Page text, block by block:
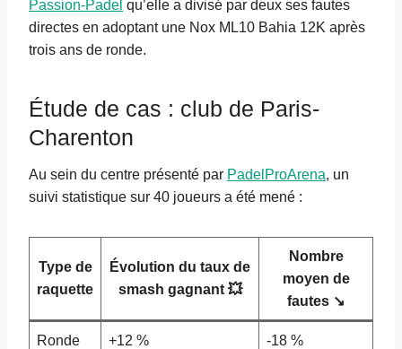
Passion-Padel qu’elle a divisé par deux ses fautes
directes en adoptant une Nox ML10 Bahia 12K après
trois ans de ronde.
Étude de cas : club de Paris-
Charenton
Au sein du centre présenté par PadelProArena, un
suivi statistique sur 40 joueurs a été mené :
Type de
raquette
Évolution du taux de
smash gagnant 💥
Nombre
moyen de
fautes ↘️
Ronde +12 % -18 %